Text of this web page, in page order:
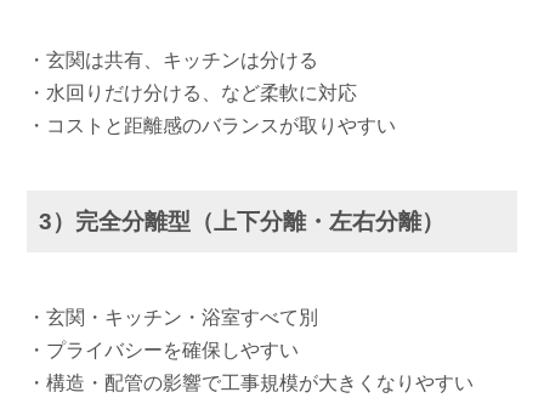
・玄関は共有、キッチンは分ける
・水回りだけ分ける、など柔軟に対応
・コストと距離感のバランスが取りやすい
3）完全分離型（上下分離・左右分離）
・玄関・キッチン・浴室すべて別
・プライバシーを確保しやすい
・構造・配管の影響で工事規模が大きくなりやすい